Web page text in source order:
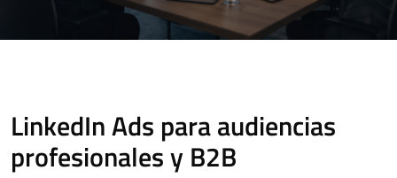
LinkedIn Ads para audiencias
profesionales y B2B